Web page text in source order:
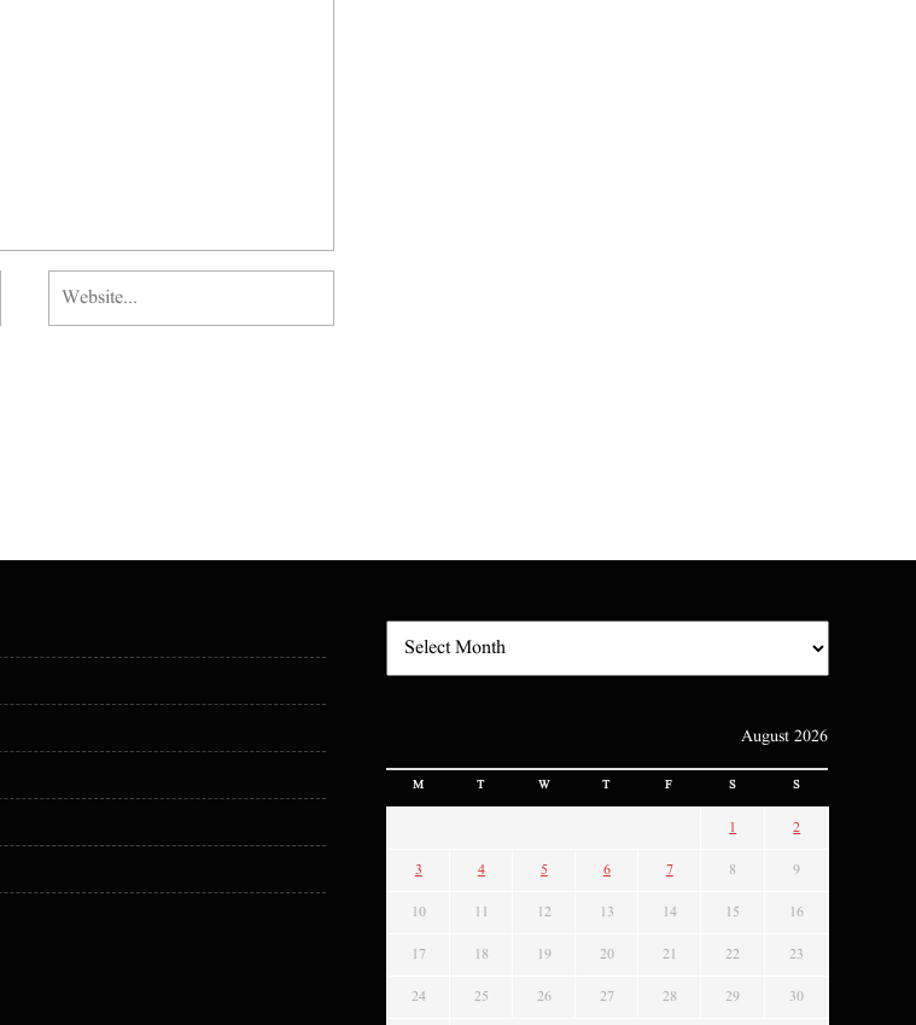
August 2026
M T W T F S S
1 2
3 4 5 6 7 8 9
10 11 12 13 14 15 16
17 18 19 20 21 22 23
24 25 26 27 28 29 30